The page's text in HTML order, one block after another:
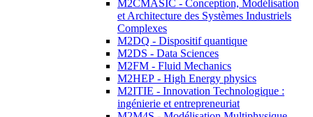
M2CMASIC - Conception, Modélisation
et Architecture des Systèmes Industriels
Complexes
M2DQ - Dispositif quantique
M2DS - Data Sciences
M2FM - Fluid Mechanics
M2HEP - High Energy physics
M2ITIE - Innovation Technologique :
ingénierie et entrepreneuriat